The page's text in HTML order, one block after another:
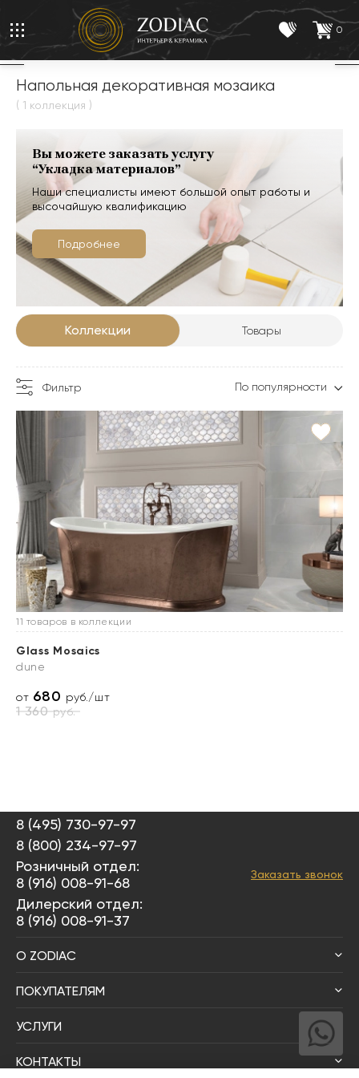
0
Напольная декоративная мозаика
( 1 коллекция )
Вы можете заказать услугу
“Укладка материалов”
Наши специалисты имеют большой опыт работы и
высочайшую квалификацию
Подробнее
Коллекции Товары
Фильтр По популярности
11 товаров в коллекции
Glass Mosaics
dune
от 680 руб./шт
1 360руб.
8 (495) 730-97-97
8 (800) 234-97-97
Розничный отдел:
8 (916) 008-91-68
Дилерский отдел:
8 (916) 008-91-37
Заказать звонок
О ZODIAC
ПОКУПАТЕЛЯМ
УСЛУГИ
КОНТАКТЫ